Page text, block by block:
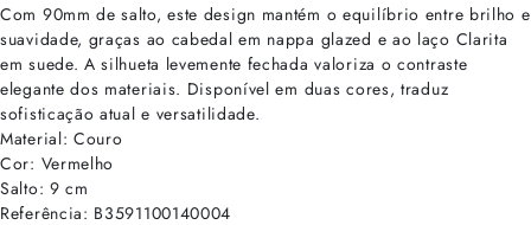
Com 90mm de salto, este design mantém o equilíbrio entre brilho e
suavidade, graças ao cabedal em nappa glazed e ao laço Clarita
em suede. A silhueta levemente fechada valoriza o contraste
elegante dos materiais. Disponível em duas cores, traduz
sofisticação atual e versatilidade.
Material: Couro
Cor: Vermelho
Salto: 9 cm
Referência: B3591100140004